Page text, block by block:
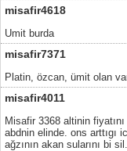
misafir4618
Umit burda
misafir7371
Platin, özcan, ümit olan
misafir4011
Misafir 3368 altinin
abdnin elinde. ons arttıgı
ağzının akan sularını bi sil.